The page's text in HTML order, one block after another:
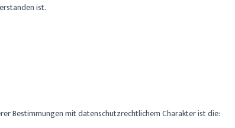
ist.
Bestimmungen mit datenschutzrechtlichem Charakter ist die: